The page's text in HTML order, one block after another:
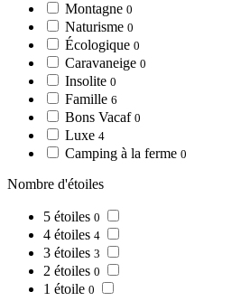
Montagne 0
Naturisme 0
Écologique 0
Caravaneige 0
Insolite 0
Famille 6
Bons Vacaf 0
Luxe 4
Camping à la ferme 0
Nombre d'étoiles
5 étoiles 0
4 étoiles 4
3 étoiles 3
2 étoiles 0
1 étoile 0